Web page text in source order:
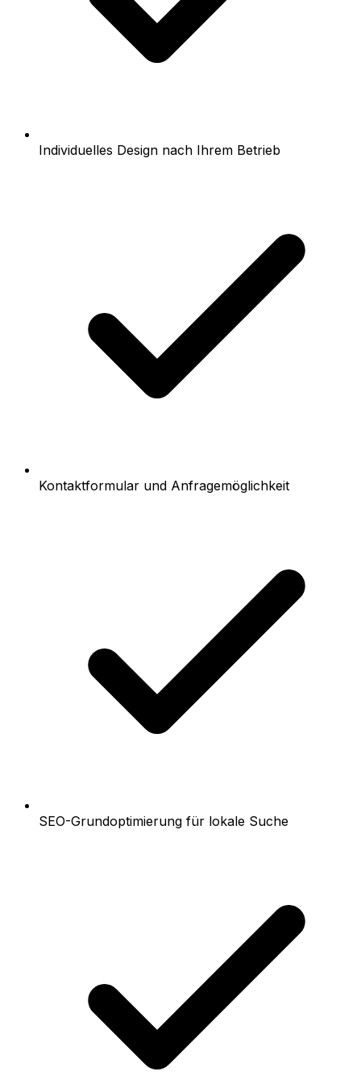
Individuelles Design nach Ihrem Betrieb
Kontaktformular und Anfragemöglichkeit
SEO-Grundoptimierung für lokale Suche